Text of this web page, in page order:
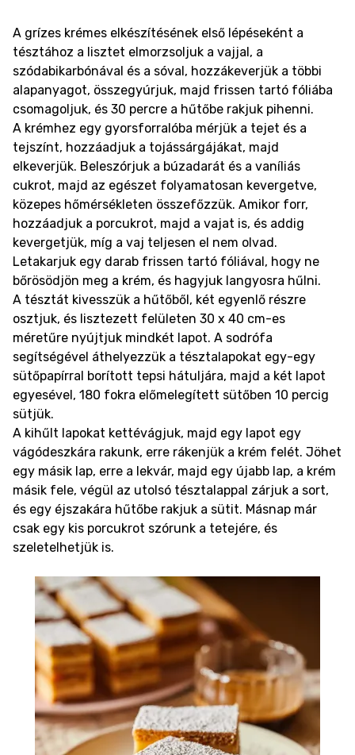
A grízes krémes elkészítésének első lépéseként a
tésztához a lisztet elmorzsoljuk a vajjal, a
szódabikarbónával és a sóval, hozzákeverjük a többi
alapanyagot, összegyúrjuk, majd frissen tartó fóliába
csomagoljuk, és 30 percre a hűtőbe rakjuk pihenni.
A krémhez egy gyorsforralóba mérjük a tejet és a
tejszínt, hozzáadjuk a tojássárgájákat, majd
elkeverjük. Beleszórjuk a búzadarát és a vaníliás
cukrot, majd az egészet folyamatosan kevergetve,
közepes hőmérsékleten összefőzzük. Amikor forr,
hozzáadjuk a porcukrot, majd a vajat is, és addig
kevergetjük, míg a vaj teljesen el nem olvad.
Letakarjuk egy darab frissen tartó fóliával, hogy ne
bőrösödjön meg a krém, és hagyjuk langyosra hűlni.
A tésztát kivesszük a hűtőből, két egyenlő részre
osztjuk, és lisztezett felületen 30 x 40 cm-es
méretűre nyújtjuk mindkét lapot. A sodrófa
segítségével áthelyezzük a tésztalapokat egy-egy
sütőpapírral borított tepsi hátuljára, majd a két lapot
egyesével, 180 fokra előmelegített sütőben 10 percig
sütjük.
A kihűlt lapokat kettévágjuk, majd egy lapot egy
vágódeszkára rakunk, erre rákenjük a krém felét. Jöhet
egy másik lap, erre a lekvár, majd egy újabb lap, a krém
másik fele, végül az utolsó tésztalappal zárjuk a sort,
és egy éjszakára hűtőbe rakjuk a sütit. Másnap már
csak egy kis porcukrot szórunk a tetejére, és
szeletelhetjük is.